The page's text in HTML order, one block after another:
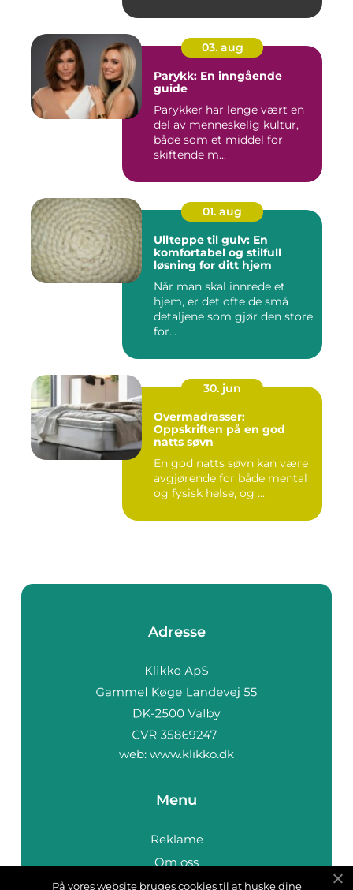
03. aug
Parykk: En inngående
guide
Parykker har lenge vært en
del av menneskelig kultur,
både som et middel for
skiftende m...
01. aug
Ullteppe til gulv: En
komfortabel og stilfull
løsning for ditt hjem
Når man skal innrede et
hjem, er det ofte de små
detaljene som gjør den store
for...
30. jun
Overmadrasser:
Oppskriften på en god
natts søvn
En god natts søvn kan være
avgjørende for både mental
og fysisk helse, og ...
Adresse
web: www.klikko.dk
Menu
Reklame
Om oss
Cookies
På vores website bruges cookies til at huske dine